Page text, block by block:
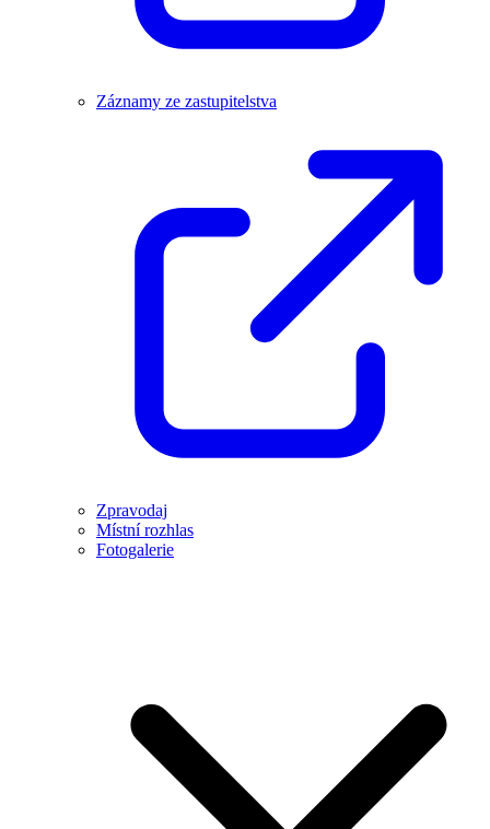
Záznamy ze zastupitelstva
Zpravodaj
Místní rozhlas
Fotogalerie